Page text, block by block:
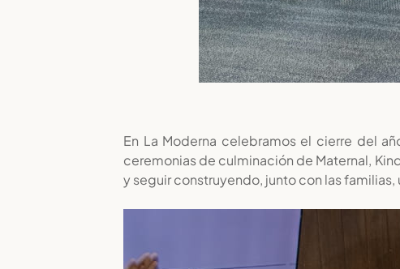
En La Moderna celebramos el cierre del
ceremonias de culminación de Maternal,
y seguir construyendo, junto con las